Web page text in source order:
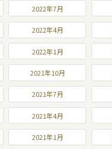
2022年7月
2022年4月
2022年1月
2021年10月
2021年7月
2021年4月
2021年1月